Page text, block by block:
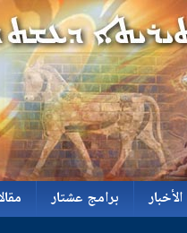
الأخبار
برامج عشتار